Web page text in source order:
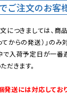
ご注文のお客
につきましては、商
からの発送）」のみ
で入荷予定日が一番
だきます。
送には対応してお